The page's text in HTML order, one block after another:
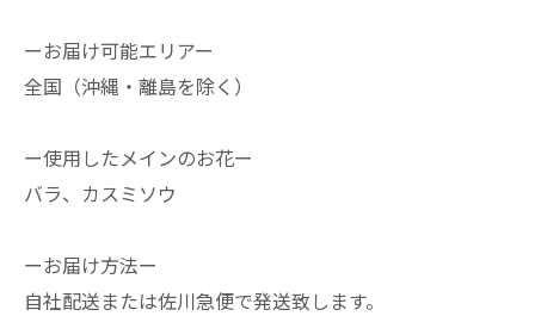
ーお届け可能エリアー
全国（沖縄・離島を除く）
ー使用したメインのお花ー
バラ、カスミソウ
ーお届け方法ー
自社配送または佐川急便で発送致します。